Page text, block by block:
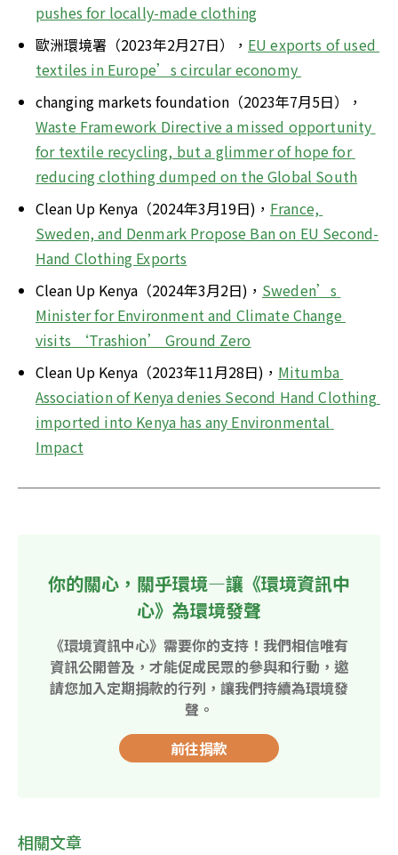
pushes for locally-made clothing
歐洲環境署（2023年2月27日）， EU exports of used
textiles in Europe’s circular economy
changing markets foundation（2023年7月5日），
Waste Framework Directive a missed opportunity
for textile recycling, but a glimmer of hope for
reducing clothing dumped on the Global South
Clean Up Kenya（2024年3月19日)， France,
Sweden, and Denmark Propose Ban on EU Second-
Hand Clothing Exports
Clean Up Kenya（2024年3月2日)， Sweden’s
Minister for Environment and Climate Change
visits ‘Trashion’ Ground Zero
Clean Up Kenya（2023年11月28日)， Mitumba
Association of Kenya denies Second Hand Clothing
imported into Kenya has any Environmental
Impact
你的關心，關乎環境—讓《環境資訊中
心》為環境發聲
《環境資訊中心》需要你的支持！我們相信唯有
資訊公開普及，才能促成民眾的參與和行動，邀
請您加入定期捐款的行列，讓我們持續為環境發
聲。
前往捐款
相關文章